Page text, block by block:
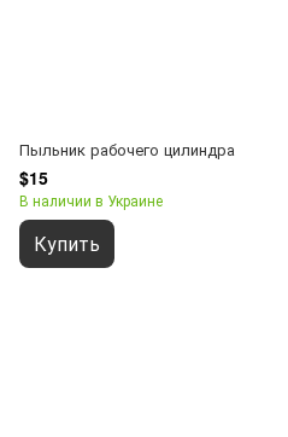
Пыльник рабочего цилиндра
$15
В наличии в Украине
Купить